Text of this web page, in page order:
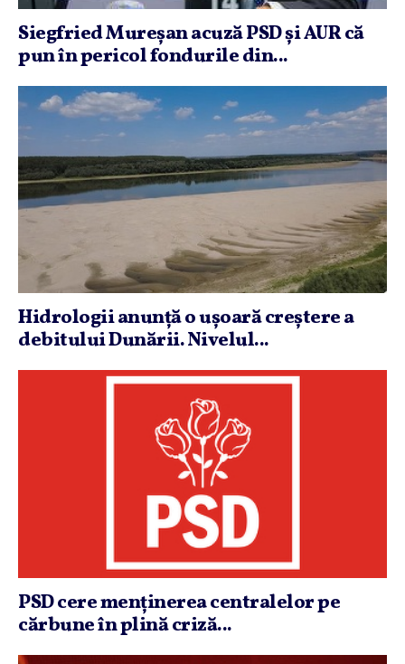
Siegfried Mureşan acuză PSD şi AUR că
pun în pericol fondurile din...
Hidrologii anunţă o uşoară creştere a
debitului Dunării. Nivelul...
PSD cere menţinerea centralelor pe
cărbune în plină criză...